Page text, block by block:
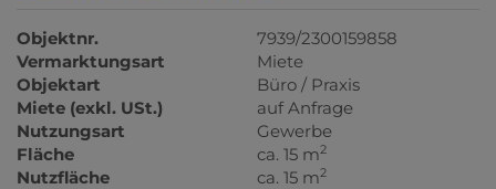
Objektnr.
7939/2300159858
Vermarktungsart
Miete
Objektart
Büro / Praxis
Miete (exkl. USt.)
auf Anfrage
Nutzungsart
Gewerbe
Fläche
ca. 15 m2
Nutzfläche ca. 15 m2